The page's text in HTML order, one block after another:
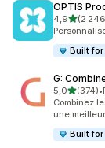
OPTIS
4,9étoile(s)
(2
2246 avis
Built
G:
5,0étoile(s)
(374)
374 avis au•
Combinez
une
Built